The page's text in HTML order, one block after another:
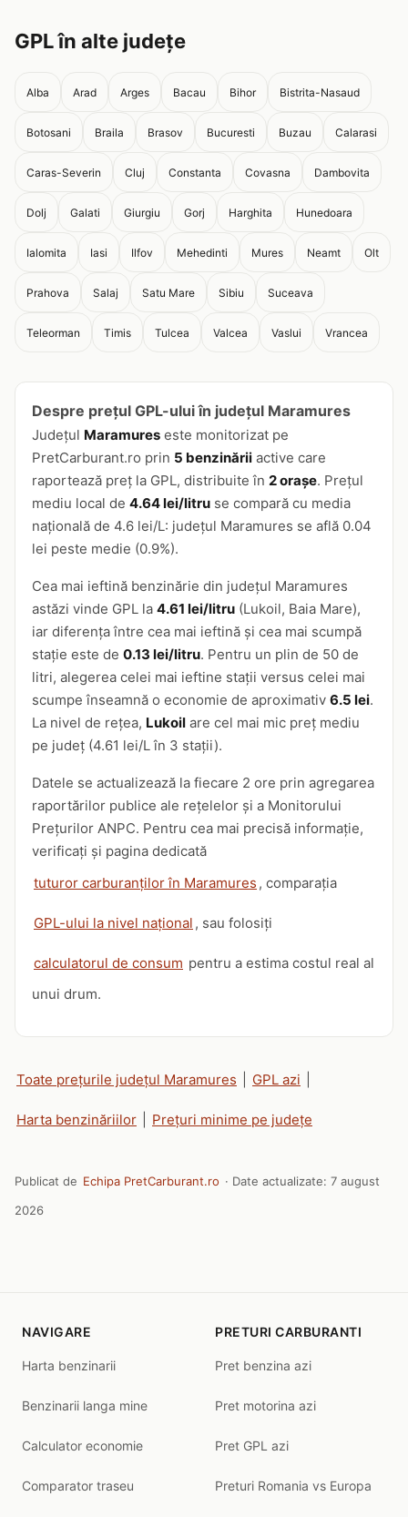
GPL în alte județe
Alba Arad Arges Bacau Bihor Bistrita-Nasaud
Botosani Braila Brasov Bucuresti Buzau Calarasi
Caras-Severin Cluj Constanta Covasna Dambovita
Dolj Galati Giurgiu Gorj Harghita Hunedoara
Ialomita Iasi Ilfov Mehedinti Mures Neamt Olt
Prahova Salaj Satu Mare Sibiu Suceava
Teleorman Timis Tulcea Valcea Vaslui Vrancea
Despre prețul GPL-ului în județul Maramures
Județul Maramures este monitorizat pe
PretCarburant.ro prin 5 benzinării active care
raportează preț la GPL, distribuite în 2 orașe. Prețul
mediu local de 4.64 lei/litru se compară cu media
națională de 4.6 lei/L: județul Maramures se află 0.04
lei peste medie (0.9%).
Cea mai ieftină benzinărie din județul Maramures
astăzi vinde GPL la 4.61 lei/litru (Lukoil, Baia Mare),
iar diferența între cea mai ieftină și cea mai scumpă
stație este de 0.13 lei/litru. Pentru un plin de 50 de
litri, alegerea celei mai ieftine stații versus celei mai
scumpe înseamnă o economie de aproximativ 6.5 lei.
La nivel de rețea, Lukoil are cel mai mic preț mediu
pe județ (4.61 lei/L în 3 stații).
Datele se actualizează la fiecare 2 ore prin agregarea
raportărilor publice ale rețelelor și a Monitorului
Prețurilor ANPC. Pentru cea mai precisă informație,
verificați și pagina dedicată
tuturor carburanților în Maramures , comparația
GPL-ului la nivel național , sau folosiți
calculatorul de consum pentru a estima costul real al
unui drum.
Toate prețurile județul Maramures GPL azi
Harta benzinăriilor Prețuri minime pe județe
Publicat de Echipa PretCarburant.ro · Date actualizate: 7 august
2026
NAVIGARE
Harta benzinarii
Benzinarii langa mine
Calculator economie
Comparator traseu
PRETURI CARBURANTI
Pret benzina azi
Pret motorina azi
Pret GPL azi
Preturi Romania vs Europa